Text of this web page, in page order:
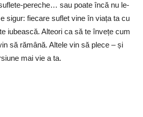
pereche… sau poate încă nu le-
sigur: fiecare suflet vine în viața ta cu
iubească. Alteori ca să te învețe cum
să rămână. Altele vin să plece – și
mai vie a ta.